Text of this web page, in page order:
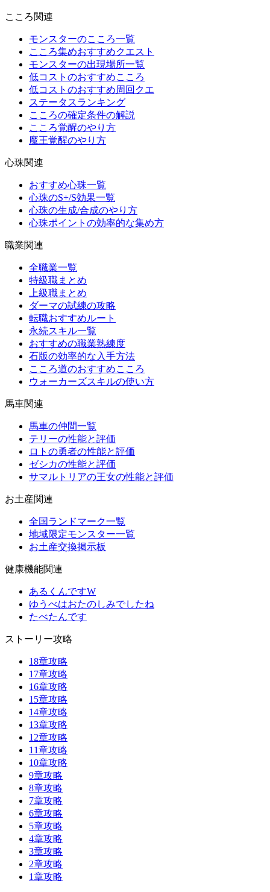
こころ関連
モンスターのこころ一覧
こころ集めおすすめクエスト
モンスターの出現場所一覧
低コストのおすすめこころ
低コストのおすすめ周回クエ
ステータスランキング
こころの確定条件の解説
こころ覚醒のやり方
魔王覚醒のやり方
心珠関連
おすすめ心珠一覧
心珠のS+/S効果一覧
心珠の生成/合成のやり方
心珠ポイントの効率的な集め方
職業関連
全職業一覧
特級職まとめ
上級職まとめ
ダーマの試練の攻略
転職おすすめルート
永続スキル一覧
おすすめの職業熟練度
石版の効率的な入手方法
こころ道のおすすめこころ
ウォーカーズスキルの使い方
馬車関連
馬車の仲間一覧
テリーの性能と評価
ロトの勇者の性能と評価
ゼシカの性能と評価
サマルトリアの王女の性能と評価
お土産関連
全国ランドマーク一覧
地域限定モンスター一覧
お土産交換掲示板
健康機能関連
あるくんですW
ゆうべはおたのしみでしたね
たべたんです
ストーリー攻略
18章攻略
17章攻略
16章攻略
15章攻略
14章攻略
13章攻略
12章攻略
11章攻略
10章攻略
9章攻略
8章攻略
7章攻略
6章攻略
5章攻略
4章攻略
3章攻略
2章攻略
1章攻略